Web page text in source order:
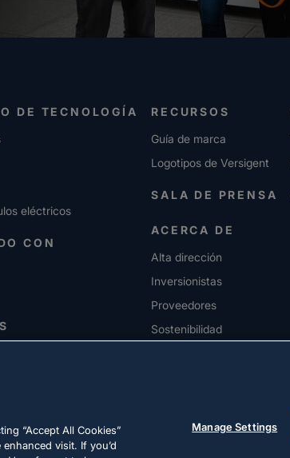
DE TECNOLOGÍA
eléctricos
CON
RECURSOS
Guía de marca
Logotipos de Versigent
SALA DE PRENSA
ACERCA DE
Alta dirección
Inversionistas
Proveedores
Sostenibilidad
“Accept All Cookies”
visit. If you’d
Manage Settings